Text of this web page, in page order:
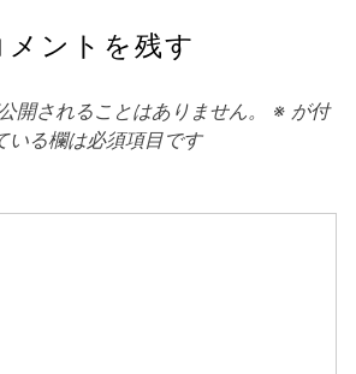
メントを残す
開されることはありません。 ※ が付
いる欄は必須項目です